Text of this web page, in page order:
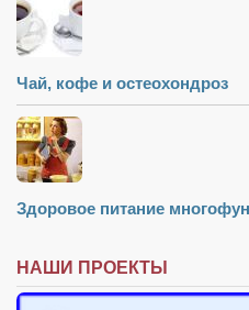
Чай, кофе и остеохондроз
Здоровое питание
НАШИ ПРОЕКТЫ